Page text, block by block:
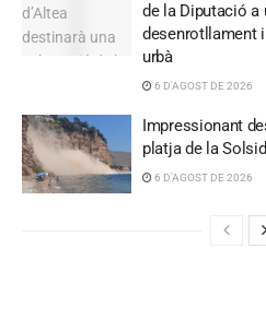
de la Diputació a
desenrotllament
urbà
6 D'AGOST DE 2026
Impressionant
platja de la
6 D'AGOST DE 2026